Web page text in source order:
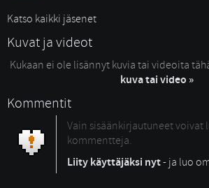
Katso kaikki jäsenet
Kuvat ja videot
Kukaan ei ole lisännyt kuvia tai videoita
kuva tai video »
Kommentit
Vain sisäänkirjautuneet voivat
kommentteja.
Liity käyttäjäksi nyt- ja luo